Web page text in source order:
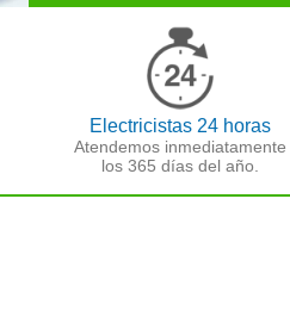
Electricistas 24 horas
Atendemos inmediatamente
los 365 días del año.